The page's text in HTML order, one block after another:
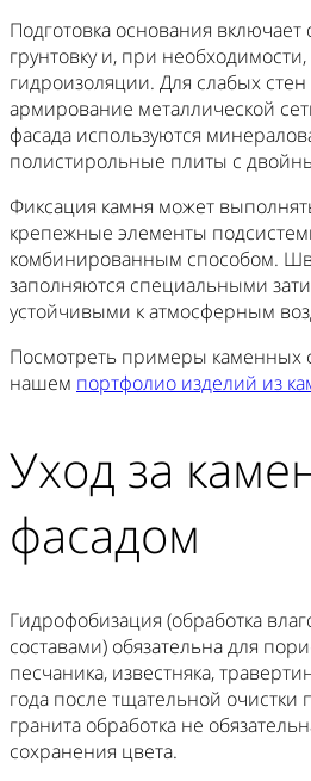
Подготовка основания
грунтовку и, при необходимости,
гидроизоляции. Для слабых стен
армирование металлической
фасада используются
полистирольные плиты с
Фиксация камня может
крепежные элементы
комбинированным способом.
заполняются специальными
устойчивыми к атмосферным
Посмотреть примеры каменных
нашем портфолио изделий из
Уход за
фасадом
Гидрофобизация (обработка
составами) обязательна для
песчаника, известняка,
года после тщательной очистки
гранита обработка не
сохранения цвета.